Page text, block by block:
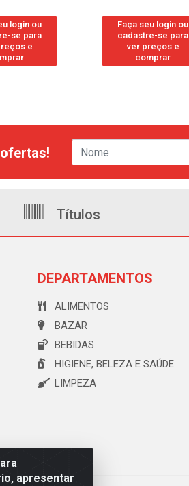
login ou
se para
e
Faça seu login ou
cadastre-se para
ver preços e
comprar
apresentar
Títulos
DEPARTAMENTOS
ALIMENTOS
BAZAR
BEBIDAS
HIGIENE, BELEZA E SAÚDE
LIMPEZA